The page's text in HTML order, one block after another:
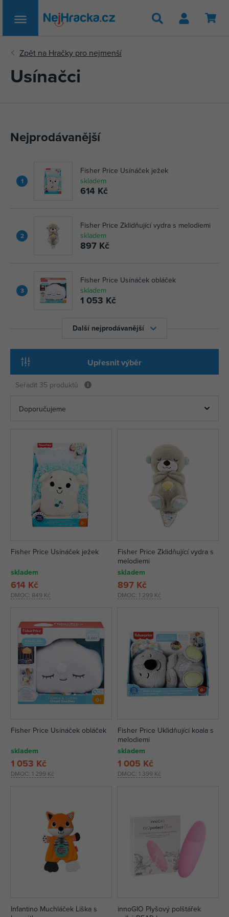
Hledat
Usínačci
Nejprodávanější
1
Fisher Price Usínáček ježek
skladem
614 Kč
2
Fisher Price Zklidňující vydra s melodiemi
skladem
897 Kč
3
Fisher Price Usínáček obláček
skladem
1 053 Kč
Další nejprodávanější
Upřesnit výběr
Seřadit 35 produktů
Fisher Price Usínáček ježek
skladem
DMOC: 849 Kč
614 Kč
Fisher Price Zklidňující vydra s
melodiemi
skladem
DMOC: 1 299 Kč
897 Kč
Fisher Price Usínáček obláček
skladem
DMOC: 1 299 Kč
1 053 Kč
Fisher Price Uklidňující koala s
melodiemi
skladem
DMOC: 1 399 Kč
1 005 Kč
Infantino Muchláček Liška s
innoGIO Plyšový polštářek